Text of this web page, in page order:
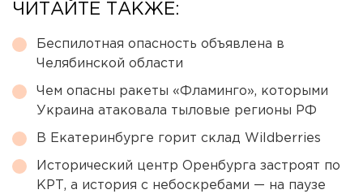
ЧИТАЙТЕ ТАКЖЕ:
Беспилотная опасность объявлена в
Челябинской области
Чем опасны ракеты «Фламинго», которыми
Украина атаковала тыловые регионы РФ
В Екатеринбурге горит склад Wildberries
Исторический центр Оренбурга застроят по
КРТ, а история с небоскребами — на паузе